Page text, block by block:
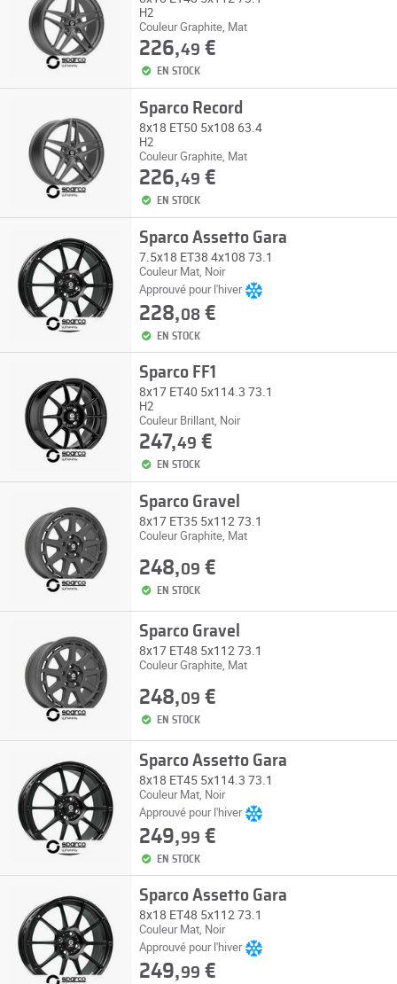
H2
Couleur Graphite, Mat
226,49 €
EN STOCK
Sparco Record
8x18 ET50 5x108 63.4
H2
Couleur Graphite, Mat
226,49 €
EN STOCK
Sparco Assetto Gara
7.5x18 ET38 4x108 73.1
Couleur Mat, Noir
Approuvé pour l'hiver
228,08€
EN STOCK
Sparco FF1
8x17 ET40 5x114.3 73.1
H2
Couleur Brillant, Noir
247,49 €
EN STOCK
Sparco Gravel
8x17 ET35 5x112 73.1
Couleur Graphite, Mat
248,09 €
EN STOCK
Sparco Gravel
8x17 ET48 5x112 73.1
Couleur Graphite, Mat
248,09 €
EN STOCK
Sparco Assetto Gara
8x18 ET45 5x114.3 73.1
Couleur Mat, Noir
Approuvé pour l'hiver
249,99 €
EN STOCK
Sparco Assetto Gara
8x18 ET48 5x112 73.1
Couleur Mat, Noir
Approuvé pour l'hiver
249,99 €